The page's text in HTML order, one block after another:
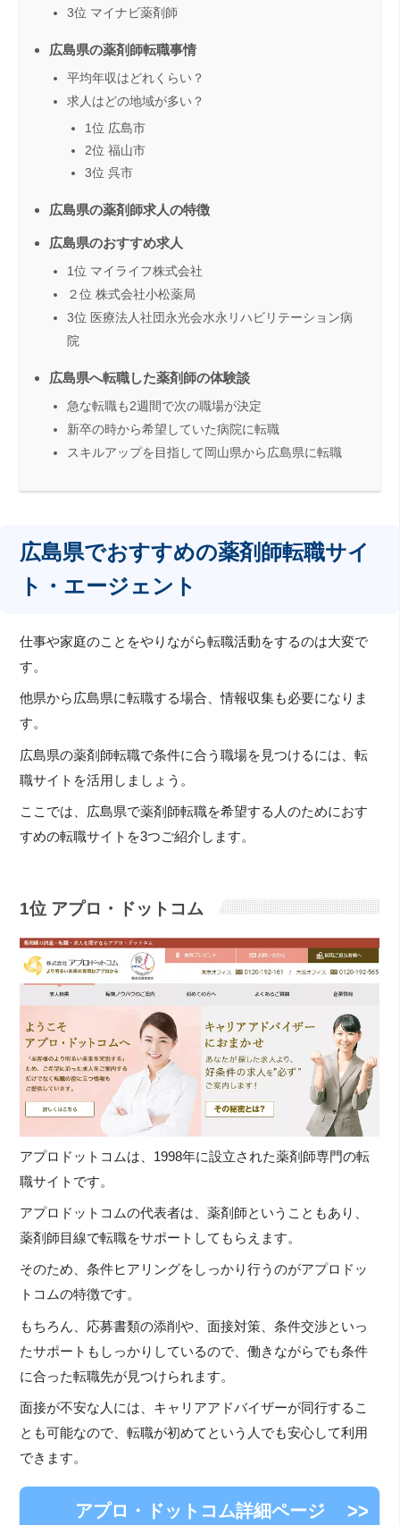
3位 マイナビ薬剤師
広島県の薬剤師転職事情
平均年収はどれくらい？
求人はどの地域が多い？
1位 広島市
2位 福山市
3位 呉市
広島県の薬剤師求人の特徴
広島県のおすすめ求人
1位 マイライフ株式会社
２位 株式会社小松薬局
3位 医療法人社団永光会水永リハビリテーション病
院
広島県へ転職した薬剤師の体験談
急な転職も2週間で次の職場が決定
新卒の時から希望していた病院に転職
スキルアップを目指して岡山県から広島県に転職
広島県でおすすめの薬剤師転職サイ
ト・エージェント
仕事や家庭のことをやりながら転職活動をするのは大変で
す。
他県から広島県に転職する場合、情報収集も必要になりま
す。
広島県の薬剤師転職で条件に合う職場を見つけるには、転
職サイトを活用しましょう。
ここでは、広島県で薬剤師転職を希望する人のためにおす
すめの転職サイトを3つご紹介します。
1位 アプロ・ドットコム
アプロドットコムは、1998年に設立された薬剤師専門の転
職サイトです。
アプロドットコムの代表者は、薬剤師ということもあり、
薬剤師目線で転職をサポートしてもらえます。
そのため、条件ヒアリングをしっかり行うのがアプロドッ
トコムの特徴です。
もちろん、応募書類の添削や、面接対策、条件交渉といっ
たサポートもしっかりしているので、働きながらでも条件
に合った転職先が見つけられます。
面接が不安な人には、キャリアアドバイザーが同行するこ
とも可能なので、転職が初めてという人でも安心して利用
できます。
アプロ・ドットコム詳細ページ